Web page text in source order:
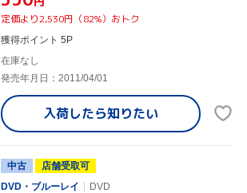
定価より2,530円（82%）おトク
獲得ポイント 5P
在庫なし
発売年月日：2011/04/01
入荷したら知りたい
中古
店舗受取可
DVD・ブルーレイ
DVD